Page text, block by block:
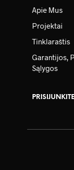
Apie Mus
Projektai
Tinklaraštis
Garantijos,
Sąlygos